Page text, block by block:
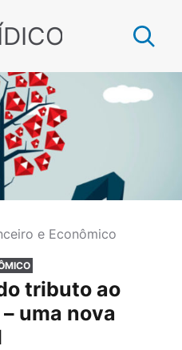
e Econômico
tributo ao
uma nova